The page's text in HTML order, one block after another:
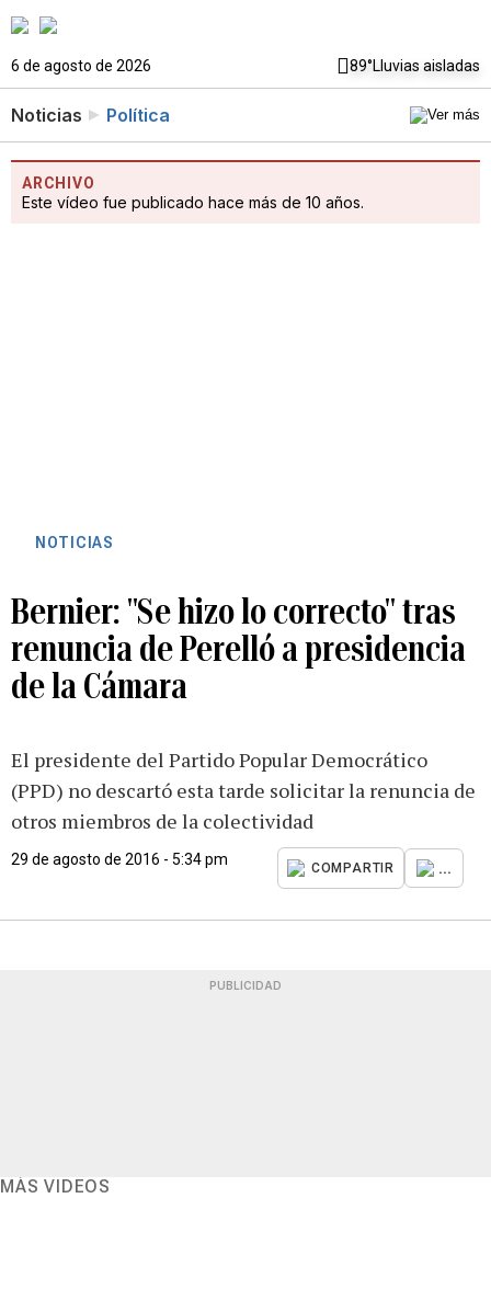
6 de agosto de 2026 89°Lluvias aisladas
Noticias Política
ARCHIVO
Este vídeo fue publicado hace más de 10 años.
NOTICIAS
Bernier: "Se hizo lo correcto" tras
renuncia de Perelló a presidencia
de la Cámara
El presidente del Partido Popular Democrático
(PPD) no descartó esta tarde solicitar la renuncia de
otros miembros de la colectividad
29 de agosto de 2016 - 5:34 pm
COMPARTIR ...
PUBLICIDAD
MÁS VIDEOS